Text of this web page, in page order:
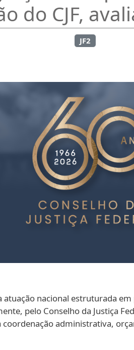
do CJF,
JF2
atuação nacional estruturada
pelo Conselho da Justiça
administrativa,